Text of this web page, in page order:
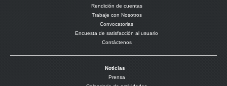
Rendición de cuentas
Trabaje con Nosotros
Convocatorias
Encuesta de satisfacción al usuario
Contáctenos
Noticias
Prensa